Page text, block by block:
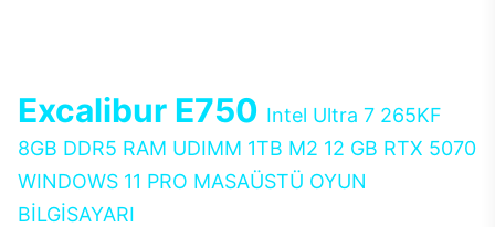
Excalibur E750 Intel Ultra 7 265KF
8GB DDR5 RAM UDIMM 1TB M2 12 GB RTX 5070
WINDOWS 11 PRO MASAÜSTÜ OYUN
BİLGİSAYARI